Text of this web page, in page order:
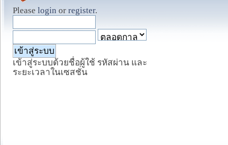
Please login or register.
เข้าสู่ระบบด้วยชื่อผู้ใช้ รหัสผ่าน และ
ระยะเวลาในเซสชั่น